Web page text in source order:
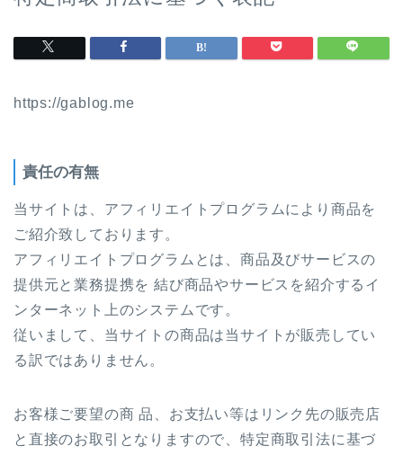
https://gablog.me
責任の有無
当サイトは、アフィリエイトプログラムにより商品を
ご紹介致しております。
アフィリエイトプログラムとは、商品及びサービスの
提供元と業務提携を 結び商品やサービスを紹介するイ
ンターネット上のシステムです。
従いまして、当サイトの商品は当サイトが販売してい
る訳ではありません。
お客様ご要望の商 品、お支払い等はリンク先の販売店
と直接のお取引となりますので、特定商取引法に基づ